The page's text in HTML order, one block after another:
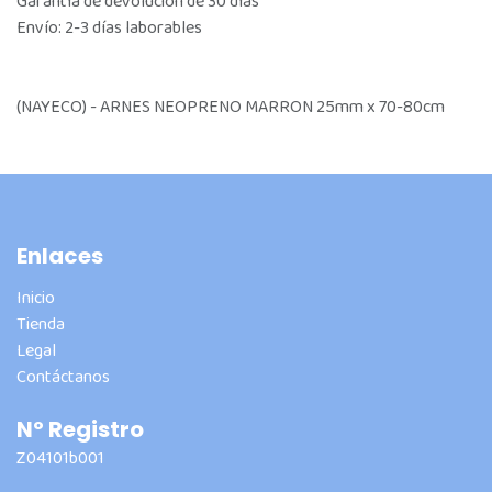
Envío: 2-3 días laborables
(NAYECO) - ARNES NEOPRENO MARRON 25mm x 70-80cm
Enlaces
Inicio
Tienda
Legal
Contáctanos
Nº Registro
Z04101b001